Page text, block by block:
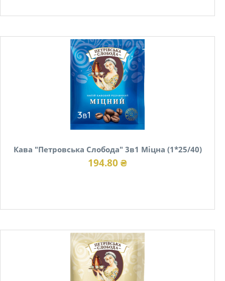
Кава "Петровська Слобода" 3в1 Міцна (1*25/40)
194.80 ₴